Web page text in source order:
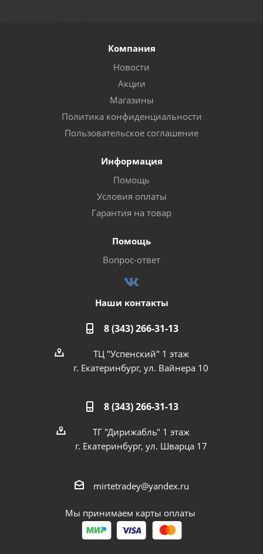
Компания
Новости
Акции
Магазины
Политика конфиденциальности
Пользовательское соглашение
Информация
Помощь
Условия оплаты
Гарантия на товар
Помощь
Вопрос-ответ
Наши контакты
8 (343) 266-31-13
ТЦ "Успенский" 1 этаж
г. Екатеринбург, ул. Вайнера 10
8 (343) 266-31-13
ТГ "Дирижабль" 1 этаж
г. Екатеринбург, ул. Шварца 17
mirtetradey@yandex.ru
Мы принимаем карты оплаты